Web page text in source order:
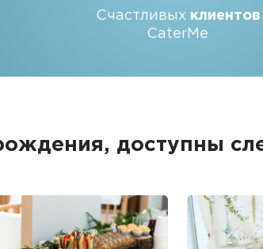
Счастливых клиентов
CaterMe
доступны